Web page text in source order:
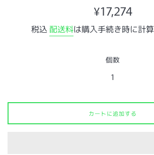
通
価
¥17,274
税込 配送料は購入手続き時に計算
個数
カートに追加する